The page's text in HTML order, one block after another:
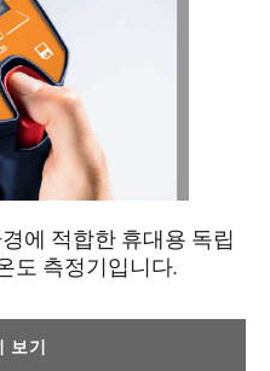
에 적합한 휴대용 독립
도 측정기입니다.
보기